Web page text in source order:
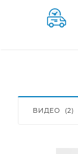
ВИДЕО (2)